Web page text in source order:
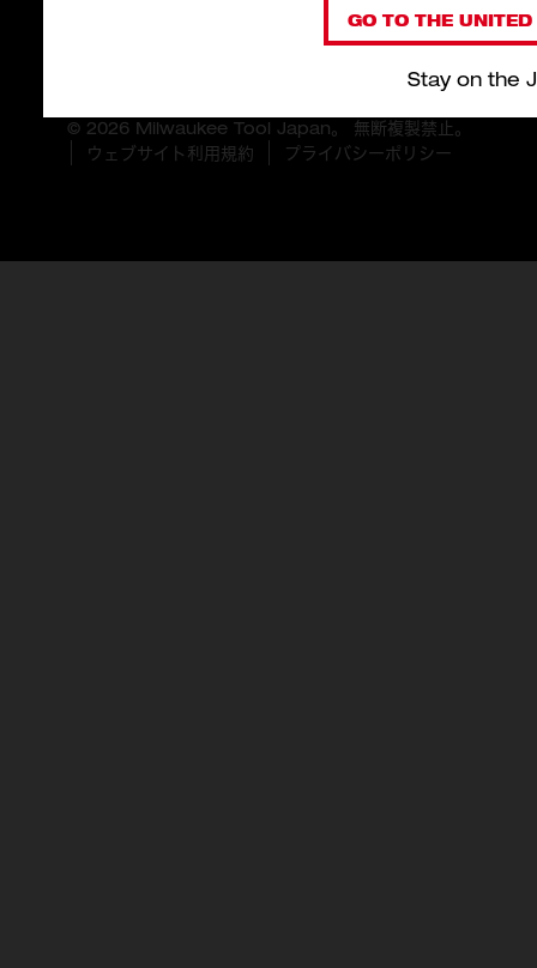
GO TO THE
Stay on the
© 2026 Milwaukee Tool Japan。 無断複製禁止。
ウェブサイト利用規約
プライバシーポリシー